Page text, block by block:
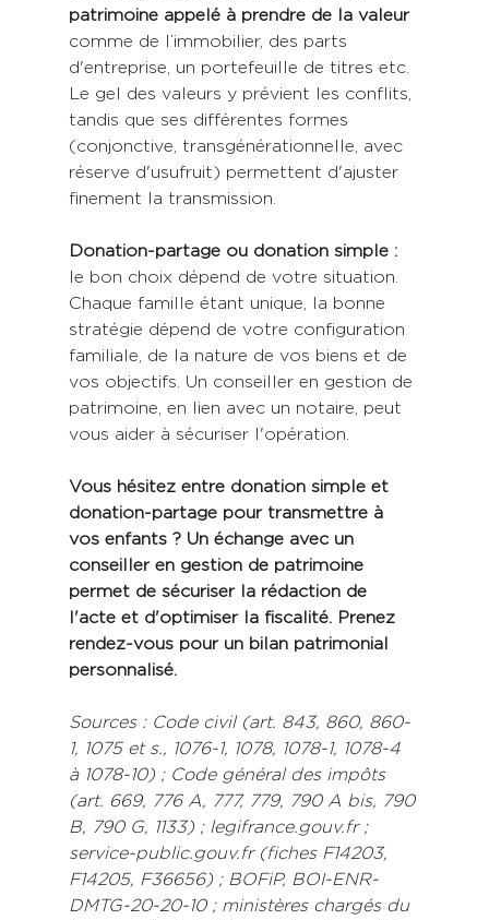
patrimoine appelé à prendre de la valeur
comme de l’immobilier, des parts
d'entreprise, un portefeuille de titres etc.
Le gel des valeurs y prévient les conflits,
tandis que ses différentes formes
(conjonctive, transgénérationnelle, avec
réserve d'usufruit) permettent d'ajuster
finement la transmission.
Donation-partage ou donation simple :
le bon choix dépend de votre situation.
Chaque famille étant unique, la bonne
stratégie dépend de votre configuration
familiale, de la nature de vos biens et de
vos objectifs. Un conseiller en gestion de
patrimoine, en lien avec un notaire, peut
vous aider à sécuriser l'opération.
Vous hésitez entre donation simple et
donation-partage pour transmettre à
vos enfants ? Un échange avec un
conseiller en gestion de patrimoine
permet de sécuriser la rédaction de
l'acte et d'optimiser la fiscalité. Prenez
rendez-vous pour un bilan patrimonial
personnalisé.
Sources : Code civil (art. 843, 860, 860-
1, 1075 et s., 1076-1, 1078, 1078-1, 1078-4
à 1078-10) ; Code général des impôts
(art. 669, 776 A, 777, 779, 790 A bis, 790
B, 790 G, 1133) ; legifrance.gouv.fr ;
service-public.gouv.fr (fiches F14203,
F14205, F36656) ; BOFiP, BOI-ENR-
DMTG-20-20-10 ; ministères chargés du